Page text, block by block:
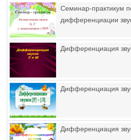
Семинар-практикум
дифференциации
Дифференциация
Дифференциация
Дифференциация